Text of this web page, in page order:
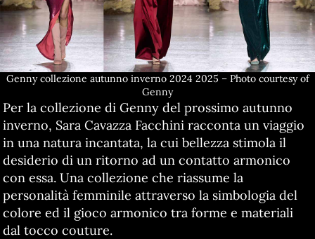
Genny collezione autunno inverno 2024 2025 – Photo courtesy of
Genny
Per la collezione di Genny del prossimo autunno
inverno, Sara Cavazza Facchini racconta un viaggio
in una natura incantata, la cui bellezza stimola il
desiderio di un ritorno ad un contatto armonico
con essa. Una collezione che riassume la
personalità femminile attraverso la simbologia del
colore ed il gioco armonico tra forme e materiali
dal tocco couture.